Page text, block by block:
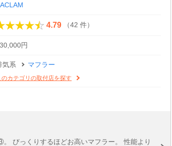
4.79 （42 件）
円
気系 マフラー
のカテゴリの取付店を探す
びっくりするほどお高いマフラー。 性能より